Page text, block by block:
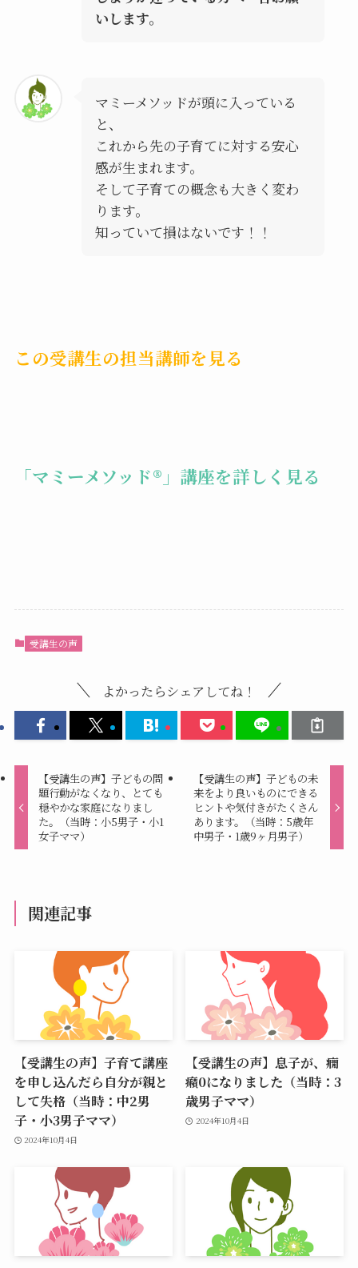
いします。
マミーメソッドが頭に入っている
と、
これから先の子育てに対する安心
感が生まれます。
そして子育ての概念も大きく変わ
ります。
知っていて損はないです！！
この受講生の担当講師を見る
「マミーメソッド®︎」講座を詳しく見る
受講生の声
よかったらシェアしてね！
【受講生の声】子どもの問
題行動がなくなり、とても
穏やかな家庭になりまし
た。（当時：小5男子・小1
女子ママ）
【受講生の声】子どもの未
来をより良いものにできる
ヒントや気付きがたくさん
あります。（当時：5歳年
中男子・1歳9ヶ月男子）
関連記事
【受講生の声】子育て講座
を申し込んだら自分が親と
して失格（当時：中2男
子・小3男子ママ）
2024年10月4日
【受講生の声】息子が、癇
癪0になりました（当時：3
歳男子ママ）
2024年10月4日